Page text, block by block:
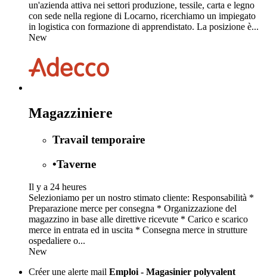
un'azienda attiva nei settori produzione, tessile, carta e legno
con sede nella regione di Locarno, ricerchiamo un impiegato
in logistica con formazione di apprendistato. La posizione è...
New
Magazziniere
Travail temporaire
•Taverne
Il y a 24 heures
Selezioniamo per un nostro stimato cliente: Responsabilità *
Preparazione merce per consegna * Organizzazione del
magazzino in base alle direttive ricevute * Carico e scarico
merce in entrata ed in uscita * Consegna merce in strutture
ospedaliere o...
New
Créer une alerte mail Emploi - Magasinier polyvalent